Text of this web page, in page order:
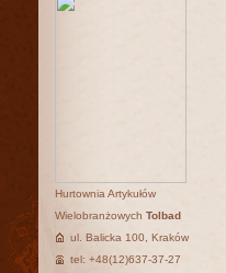
Hurtownia Artykułów
Wielobranżowych Tolbad
ul. Balicka 100, Kraków
tel: +48(12)637-37-27